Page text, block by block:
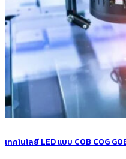
เทคโนโลยี LED แบบ COB COG